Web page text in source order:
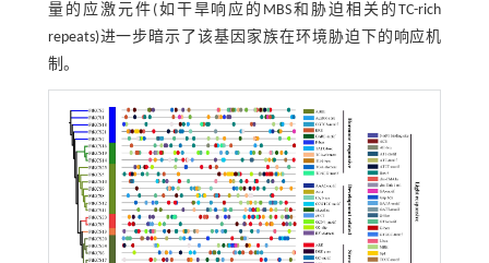
量的应激元件(如干旱响应的MBS和胁迫相关的TC-rich
repeats)进一步暗示了该基因家族在环境胁迫下的响应机
制。